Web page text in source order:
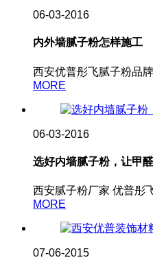
06-03-2016
内外墙腻子粉怎样施工
西安优普彤飞腻子粉品
MORE
06-03-2016
选好内墙腻子粉，让甲
西安腻子粉厂家 优普彤
MORE
07-06-2015